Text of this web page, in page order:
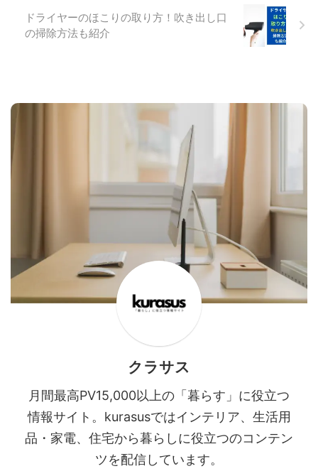
機を購入して後悔しないためのポ
イント 乾燥機付き洗濯機のデメ
掃除機のバッテリーの寿命は何
年？という疑問に先に結論からお
伝えします。 ダイソン掃除機の
バッテリーの寿命には「ダイソン
ドライヤーのほこりの取り方！吹き出し口
の掃除方法も紹介
クラサス
月間最高PV15,000以上の「暮らす」に役立つ
情報サイト。kurasusではインテリア、生活用
品・家電、住宅から暮らしに役立つのコンテン
ツを配信しています。